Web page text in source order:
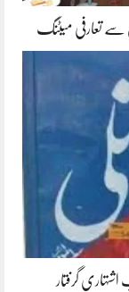
سے تعارفی میٹنگ
گرفتار